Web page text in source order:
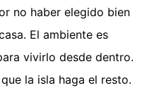
no haber elegido bien
El ambiente es
vivirlo desde dentro.
la isla haga el resto.